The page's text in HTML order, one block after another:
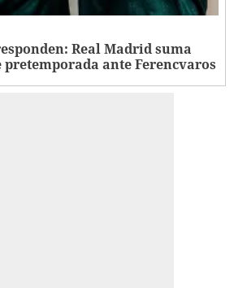
Real Madrid suma
ante Ferencvaros